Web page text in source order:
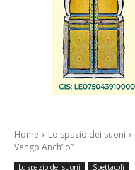
Home Lo spazio dei suoni
Vengo Anch’io”
Lo spazio dei suoni Spettacoli